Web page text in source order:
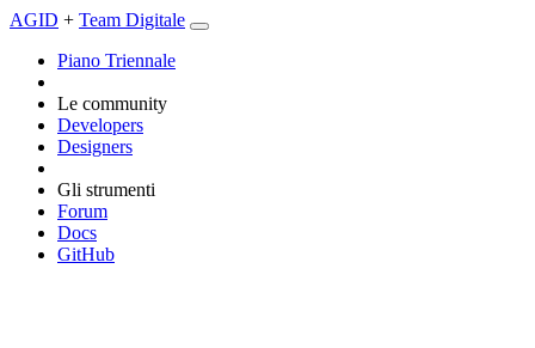
AGID + Team Digitale
Piano Triennale
Le community
Developers
Designers
Gli strumenti
Forum
Docs
GitHub